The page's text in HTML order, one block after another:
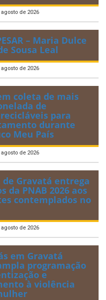
de 2026
– Maria Dulce
Sousa Leal
de 2026
coleta de mais
de
para
durante
Meu País
de 2026
Gravatá entrega
da PNAB 2026 aos
contemplados no
de 2026
em Gravatá
programação
e
à violência